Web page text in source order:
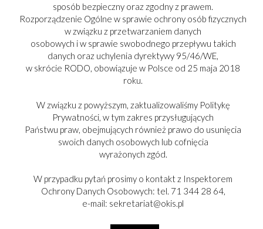
PARTNER:
sposób bezpieczny oraz zgodny z prawem.
Rozporządzenie Ogólne w sprawie ochrony osób fizycznych
w związku z przetwarzaniem danych
osobowych i w sprawie swobodnego przepływu takich
danych oraz uchylenia dyrektywy 95/46/WE,
w skrócie RODO, obowiązuje w Polsce od 25 maja 2018
roku.
W związku z powyższym, zaktualizowaliśmy Politykę
Prywatności, w tym zakres przysługujących
Państwu praw, obejmujących również prawo do usunięcia
swoich danych osobowych lub cofnięcia
wyrażonych zgód.
W przypadku pytań prosimy o kontakt z Inspektorem
Ochrony Danych Osobowych: tel. 71 344 28 64,
e-mail: sekretariat@okis.pl